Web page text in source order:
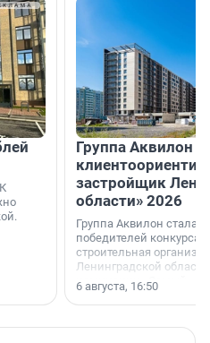
Группа Аквилон
застройщик
области» 2026
Группа Аквилон стала
победителей конкурса
строительная
Ленинградской области
номинации «Самый
застройщик
области».
6 августа, 16:50